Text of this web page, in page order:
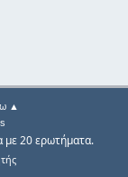
▲
με 20 ερωτήματα.